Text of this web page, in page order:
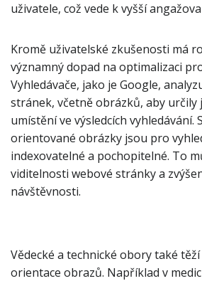
uživatele, což vede k vyšší
Kromě uživatelské zkušenosti má
významný dopad na optimalizaci
Vyhledávače, jako je Google,
stránek, včetně obrázků, aby určily
umístění ve výsledcích vyhledávání.
orientované obrázky jsou pro
indexovatelné a pochopitelné. To
viditelnosti webové stránky a
návštěvnosti.
Vědecké a technické obory také
orientace obrazů. Například v